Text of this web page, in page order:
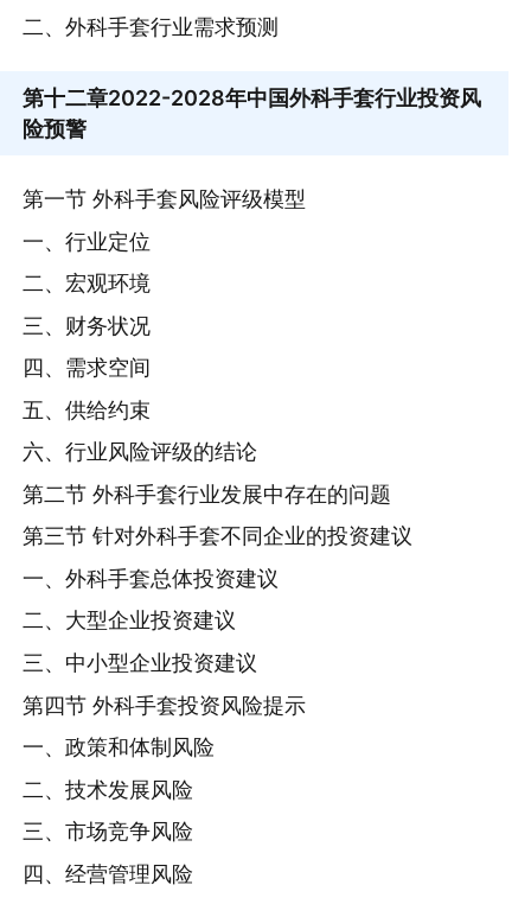
二、外科手套行业需求预测
第十二章2022-2028年中国外科手套行业投资风
险预警
第一节 外科手套风险评级模型
一、行业定位
二、宏观环境
三、财务状况
四、需求空间
五、供给约束
六、行业风险评级的结论
第二节 外科手套行业发展中存在的问题
第三节 针对外科手套不同企业的投资建议
一、外科手套总体投资建议
二、大型企业投资建议
三、中小型企业投资建议
第四节 外科手套投资风险提示
一、政策和体制风险
二、技术发展风险
三、市场竞争风险
四、经营管理风险